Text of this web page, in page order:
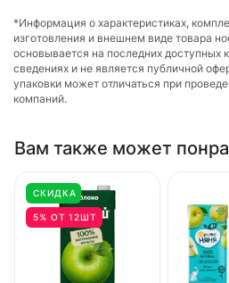
*Информация о характеристиках,
изготовления и внешнем виде товара
основывается на последних доступных
сведениях и не является публичной
упаковки может отличаться при
компаний.
Вам также может
СКИДКА
5% ОТ 12ШТ